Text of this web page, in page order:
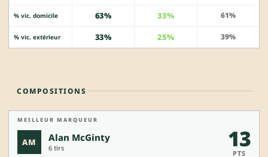
% vic. domicile 63% 33% 61%
% vic. extérieur 33% 25% 39%
COMPOSITIONS
MEILLEUR MARQUEUR
AM Alan McGinty
6 tirs 13
PTS